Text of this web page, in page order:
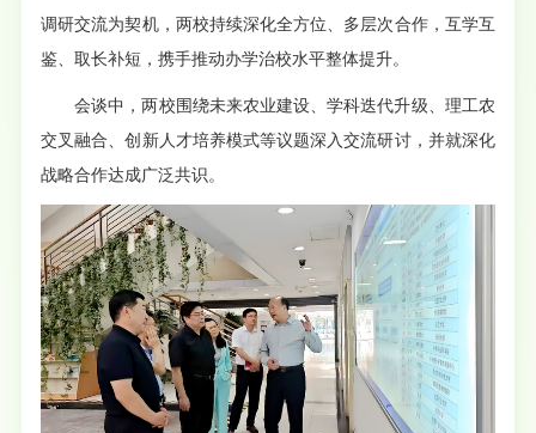
调研交流为契机，两校持续深化全方位、多层次合作，互学互
鉴、取长补短，携手推动办学治校水平整体提升。
会谈中，两校围绕未来农业建设、学科迭代升级、理工农
交叉融合、创新人才培养模式等议题深入交流研讨，并就深化
战略合作达成广泛共识。